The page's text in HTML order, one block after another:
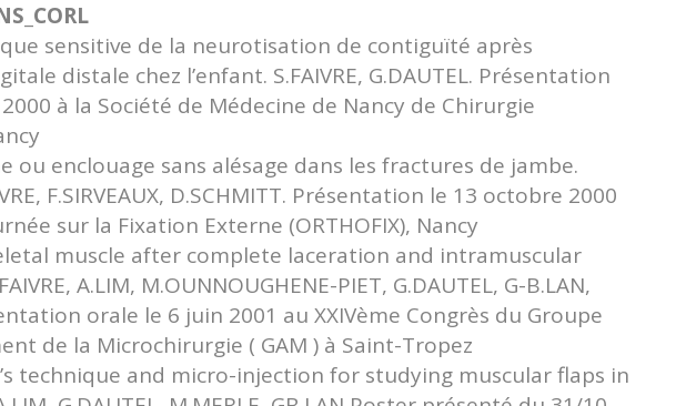
sensitive de la neurotisation de contiguïté après
distale chez l’enfant. S.FAIVRE, G.DAUTEL. Présentation
à la Société de Médecine de Nancy de Chirurgie
ou enclouage sans alésage dans les fractures de jambe.
F.SIRVEAUX, D.SCHMITT. Présentation le 13 octobre 2000
sur la Fixation Externe (ORTHOFIX), Nancy
muscle after complete laceration and intramuscular
A.LIM, M.OUNNOUGHENE-PIET, G.DAUTEL, G-B.LAN,
orale le 6 juin 2001 au XXIVème Congrès du Groupe
de la Microchirurgie ( GAM ) à Saint-Tropez
technique and micro-injection for studying muscular flaps in